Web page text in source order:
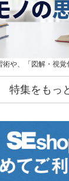
術や、「図解・視
特集をもっ